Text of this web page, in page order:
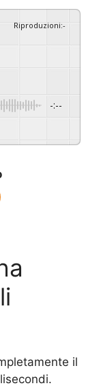
Riproduzioni:-
-:--
il